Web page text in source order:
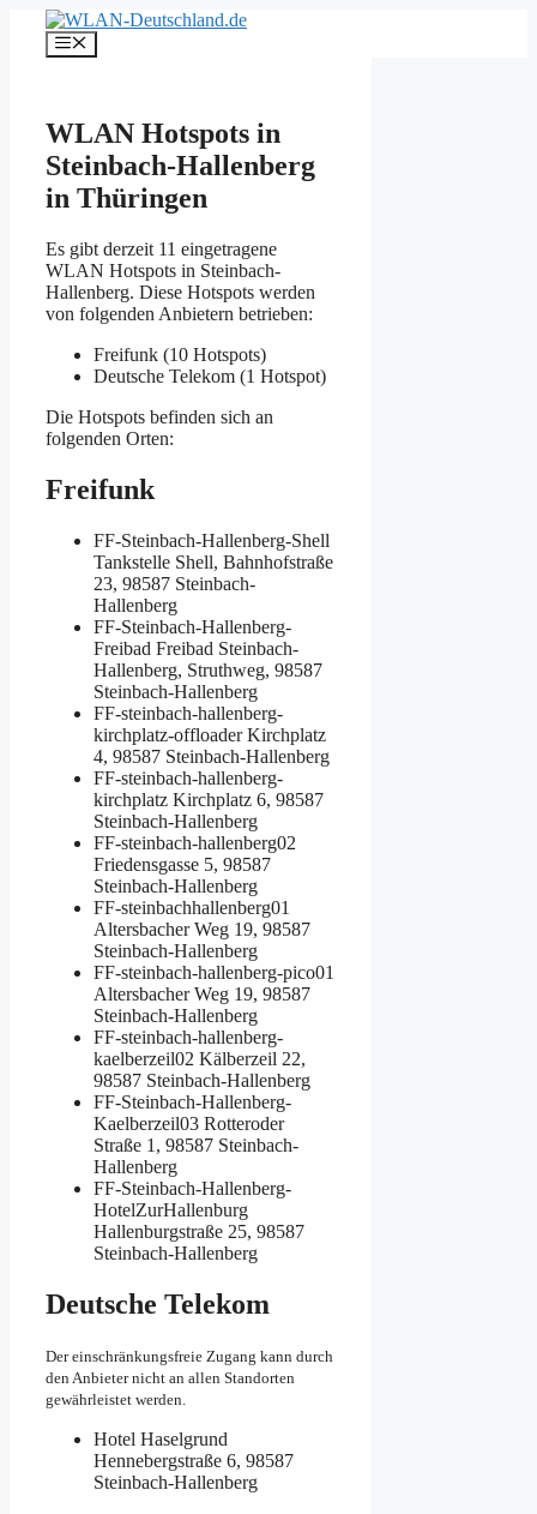
Inhalt
springen
Menü
WLAN Hotspots in
Steinbach-Hallenberg
in Thüringen
Es gibt derzeit 11 eingetragene
WLAN Hotspots in Steinbach-
Hallenberg. Diese Hotspots werden
von folgenden Anbietern betrieben:
Freifunk (10 Hotspots)
Deutsche Telekom (1 Hotspot)
Die Hotspots befinden sich an
folgenden Orten:
Freifunk
FF-Steinbach-Hallenberg-Shell
Tankstelle Shell, Bahnhofstraße
23, 98587 Steinbach-
Hallenberg
FF-Steinbach-Hallenberg-
Freibad Freibad Steinbach-
Hallenberg, Struthweg, 98587
Steinbach-Hallenberg
FF-steinbach-hallenberg-
kirchplatz-offloaderKirchplatz
4, 98587 Steinbach-Hallenberg
FF-steinbach-hallenberg-
kirchplatz Kirchplatz 6, 98587
Steinbach-Hallenberg
FF-steinbach-hallenberg02
Friedensgasse 5, 98587
Steinbach-Hallenberg
FF-steinbachhallenberg01
Altersbacher Weg 19, 98587
Steinbach-Hallenberg
FF-steinbach-hallenberg-pico01
Altersbacher Weg 19, 98587
Steinbach-Hallenberg
FF-steinbach-hallenberg-
kaelberzeil02 Kälberzeil 22,
98587 Steinbach-Hallenberg
FF-Steinbach-Hallenberg-
Kaelberzeil03 Rotteroder
Straße 1, 98587 Steinbach-
Hallenberg
FF-Steinbach-Hallenberg-
HotelZurHallenburg
Hallenburgstraße 25, 98587
Steinbach-Hallenberg
Deutsche Telekom
Der einschränkungsfreie Zugang kann durch
den Anbieter nicht an allen Standorten
gewährleistet werden.
Hotel Haselgrund
Hennebergstraße 6, 98587
Steinbach-Hallenberg